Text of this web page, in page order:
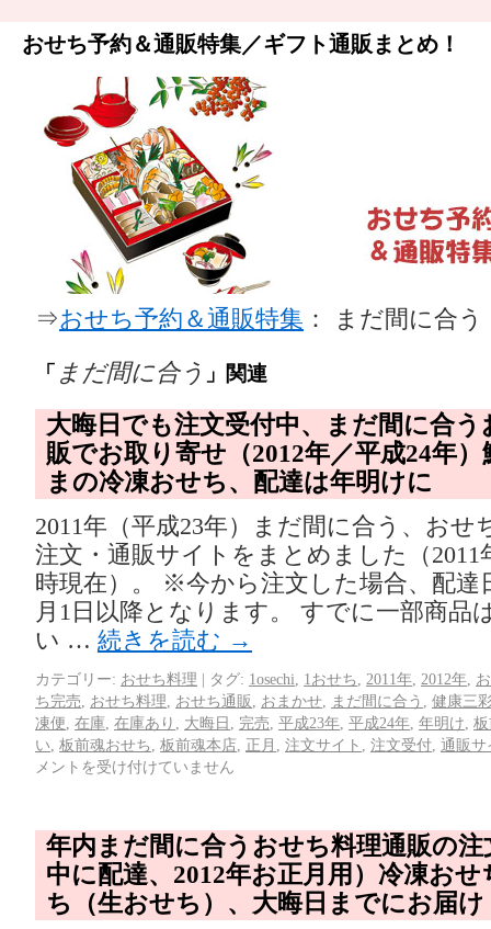
おせち予約＆通販特集／ギフト通販まとめ！
⇒おせち予約＆通販特集 ： まだ間に合う
「 まだ間に合う 」関連
大晦日でも注文受付中、まだ間に合う
販でお取り寄せ（2012年／平成24年
まの冷凍おせち、配達は年明けに
2011年（平成23年）まだ間に合う、おせ
注文・通販サイトをまとめました（2011
時現在）。 ※今から注文した場合、配達
月1日以降となります。 すでに一部商品
い … 続きを読む →
カテゴリー: おせち料理 | タグ: 1osechi 1おせち 2011年 2012年
ち完売
おせち料理 おせち通販 おまかせ まだ間に合う
健康三
凍便 在庫 在庫あり 大晦日 完売 平成23年 平成24年 年明け
い 板前魂おせち 板前魂本店 正月 注文サイト 注文受付 通販サ
メントを受け付けていません
年内まだ間に合うおせち料理通販の注
中に配達、2012年お正月用）冷凍お
ち（生おせち）、大晦日までにお届け